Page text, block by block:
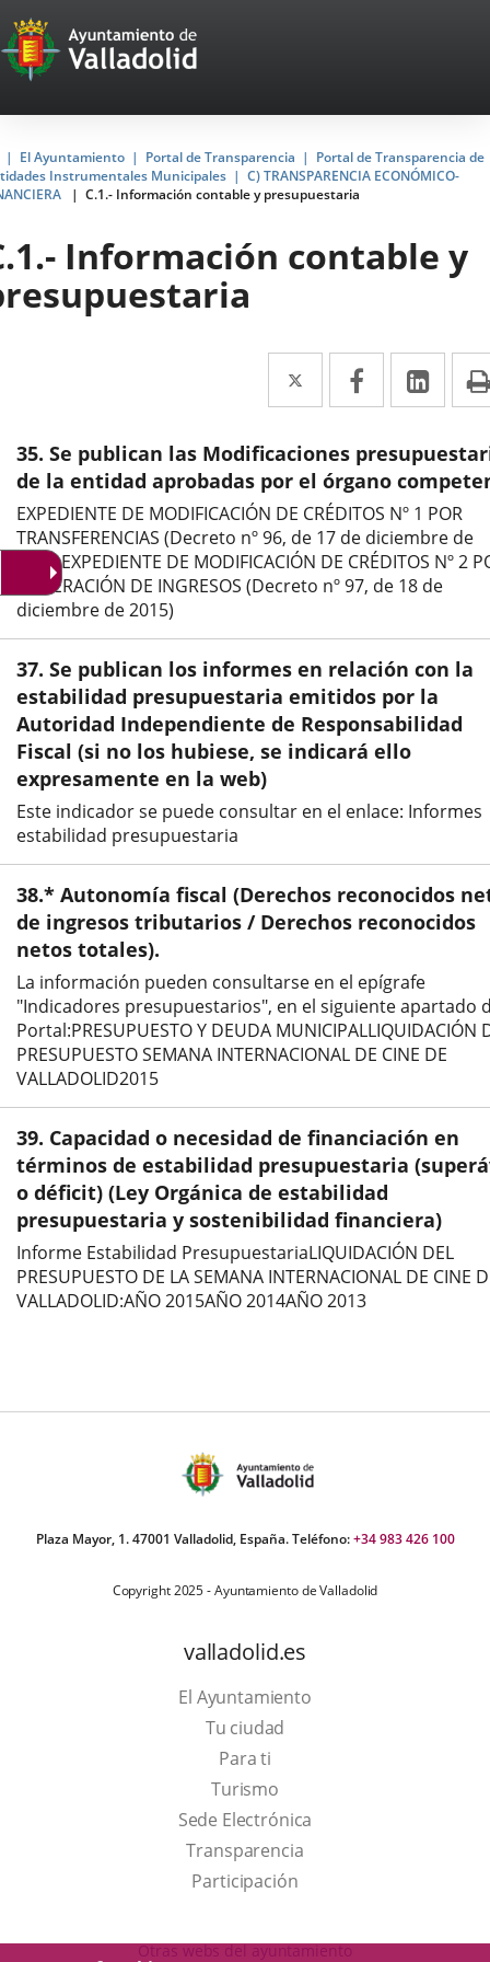
Portal
Web
del
Ayuntamiento
de
Valladolid
El Ayuntamiento Portal de Transparencia
Portal de Transparencia de
Instrumentales Municipales
C) TRANSPARENCIA ECONÓMICO-
C.1.- Información contable y presupuestaria
Información contable y
Twitter
Enlace
a
una
aplicación
externa.
Facebook
Enlace
a
una
aplicación
externa.
a
una
35. Se publican las Modificaciones
de la entidad aprobadas por el órgano
EXPEDIENTE DE MODIFICACIÓN DE CRÉDITOS Nº 1 POR
TRANSFERENCIAS (Decreto nº 96, de 17 de diciembre de
2015)EXPEDIENTE DE MODIFICACIÓN DE CRÉDITOS Nº 2
GENERACIÓN DE INGRESOS (Decreto nº 97, de 18 de
diciembre de 2015)
37. Se publican los informes en relación con la
estabilidad presupuestaria emitidos por la
Autoridad Independiente de Responsabilidad
Fiscal (si no los hubiese, se indicará ello
expresamente en la web)
Este indicador se puede consultar en el enlace: Informes
estabilidad presupuestaria
38.* Autonomía fiscal (Derechos reconocidos
de ingresos tributarios / Derechos reconocidos
netos totales).
La información pueden consultarse en el epígrafe
"Indicadores presupuestarios", en el siguiente apartado
Portal:PRESUPUESTO Y DEUDA MUNICIPALLIQUIDACIÓN
PRESUPUESTO SEMANA INTERNACIONAL DE CINE DE
VALLADOLID2015
39. Capacidad o necesidad de financiación en
términos de estabilidad presupuestaria
o déficit) (Ley Orgánica de estabilidad
presupuestaria y sostenibilidad financiera)
Informe Estabilidad PresupuestariaLIQUIDACIÓN DEL
PRESUPUESTO DE LA SEMANA INTERNACIONAL DE CINE
VALLADOLID:AÑO 2015AÑO 2014AÑO 2013
Plaza Mayor, 1. 47001 Valladolid, España. Teléfono:+34 983 426 100
Copyright 2025 - Ayuntamiento de Valladolid
valladolid.es
El Ayuntamiento
Tu ciudad
Para ti
TurismoThis
link
will
open
a
Sede Electrónica
Transparencia
Participación
Otras webs del ayuntamiento